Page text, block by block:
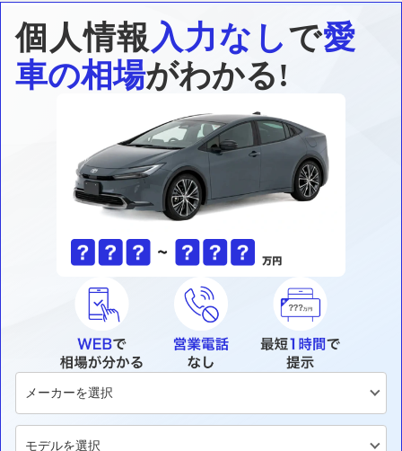
個人情報入力なしで愛
車の相場がわかる!